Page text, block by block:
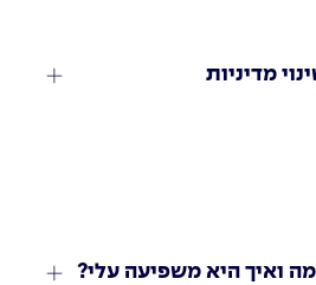
מדיניות
ואיך היא משפיעה עלי?